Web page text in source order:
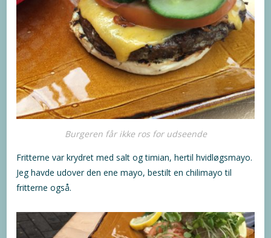
Burgeren får ikke ros for udseende
Fritterne var krydret med salt og timian, hertil hvidløgsmayo.
Jeg havde udover den ene mayo, bestilt en chilimayo til
fritterne også.